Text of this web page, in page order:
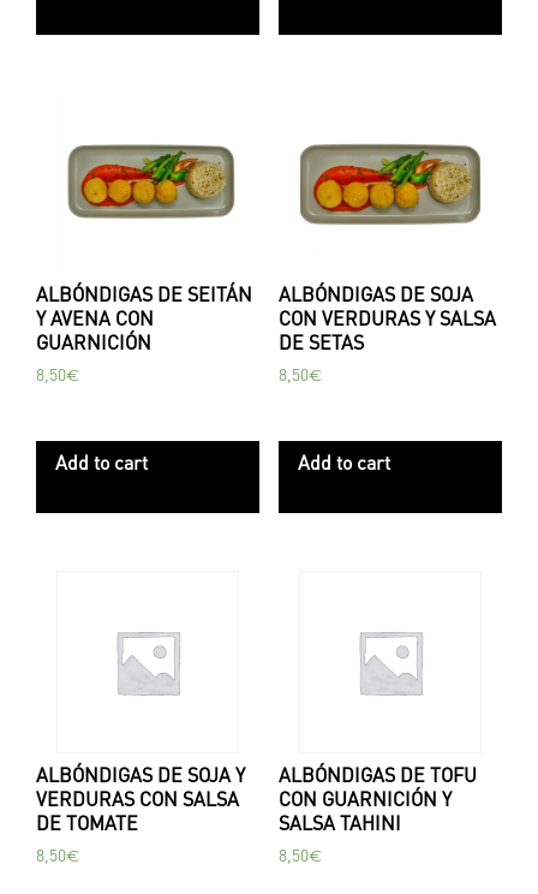
ALBÓNDIGAS DE SEITÁN
Y AVENA CON
GUARNICIÓN
8,50€
Add to cart
ALBÓNDIGAS DE SOJA
CON VERDURAS Y SALSA
DE SETAS
8,50€
Add to cart
ALBÓNDIGAS DE SOJA Y
VERDURAS CON SALSA
DE TOMATE
8,50€
ALBÓNDIGAS DE TOFU
CON GUARNICIÓN Y
SALSA TAHINI
8,50€